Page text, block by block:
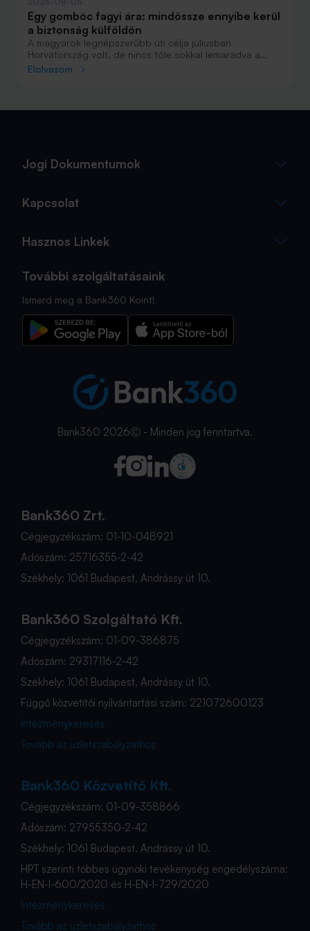
Egy gombóc fagyi ára: mindössze ennyibe kerül
a biztonság külföldön
A magyarok legnépszerűbb úti célja júliusban
Horvátország volt, de nincs tőle sokkal lemaradva a
júniust megnyerő Olaszország sem. A tengerparti
Elolvasom
Jogi Dokumentumok
Kapcsolat
Hasznos Linkek
További szolgáltatásaink
Ismerd meg a Bank360 Koint!
Bank360 2026Ⓒ - Minden jog fenntartva.
Bank360 Zrt.
Cégjegyzékszám: 01-10-048921
Adószám: 25716355-2-42
Székhely: 1061 Budapest, Andrássy út 10.
Bank360 Szolgáltató Kft.
Cégjegyzékszám: 01-09-386875
Adószám: 29317116-2-42
Székhely: 1061 Budapest, Andrássy út 10.
Függő közvetítői nyilvántartási szám: 221072600123
Intézménykeresés
Tovább az üzletszabályzathoz
Bank360 Közvetítő Kft.
Cégjegyzékszám: 01-09-358866
Adószám: 27955350-2-42
Székhely: 1061 Budapest, Andrássy út 10.
HPT szerinti többes ügynöki tevékenység engedélyszáma:
H-EN-I-600/2020 és H-EN-I-729/2020
Intézménykeresés
Tovább az üzletszabályzathoz